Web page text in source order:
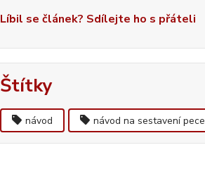
Líbil se článek? Sdílejte ho s přáteli
Štítky
návod návod na sestavení pece